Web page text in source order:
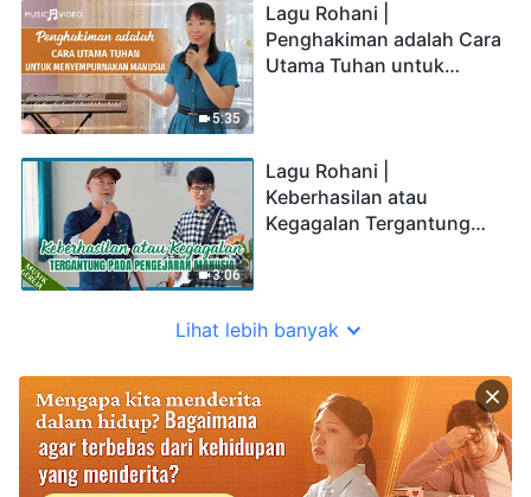
5:35
Lagu Rohani |
Penghakiman adalah Cara
Utama Tuhan untuk
3:06
Lagu Rohani |
Keberhasilan atau
Kegagalan Tergantung
Lihat lebih banyak